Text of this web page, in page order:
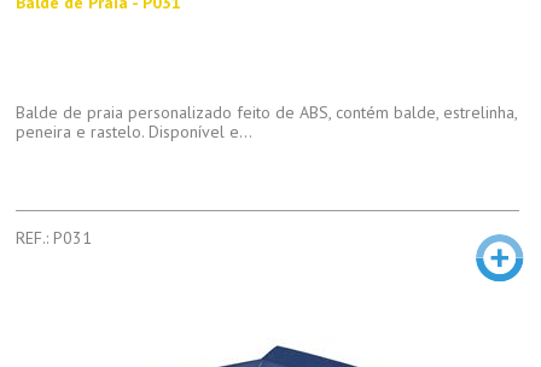
Balde de praia personalizado feito de ABS, contém balde, estrelinha,
peneira e rastelo. Disponível e...
REF.: P031